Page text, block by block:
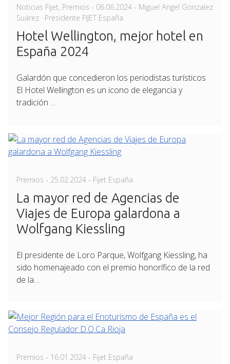
Noticias Fijet, Premios - Posted
on
06.06.2024 - Miguel Angel Gonzalez
Suárez · Presidente FIJET España
Hotel Wellington, mejor hotel en
España 2024
Galardón que concedieron los periodistas turísticos
El Hotel Wellington es un icono de elegancia y
tradición …
Premios - Posted
25.02.2024 - Fijet España
La mayor red de Agencias de
Viajes de Europa galardona a
Wolfgang Kiessling
El presidente de Loro Parque, Wolfgang Kiessling, ha
sido homenajeado con el premio honorífico de la red
de la…
Premios - Posted
16.01.2024 - Fijet España